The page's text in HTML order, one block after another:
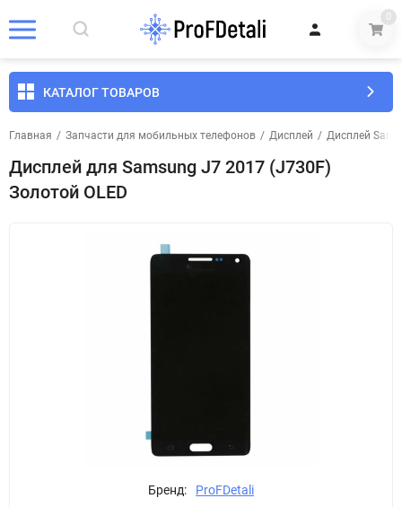
0
КАТАЛОГ ТОВАРОВ
Главная / Запчасти для мобильных телефонов / Дисплей / Дисплей
Дисплей для Samsung J7 2017 (J730F)
Золотой OLED
Бренд: ProFDetali